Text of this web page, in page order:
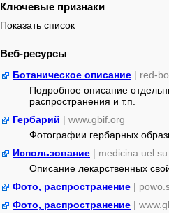
Ключевые признаки
Показать список
Веб-ресурсы
Ботаническое описание | red-
Подробное описание
распространения и т.п.
Гербарий | www.gbif.org
Фотографии гербарных
Использование | medicina.uel.su
Описание лекарственных
Фото, распространение |
Фото, распространение |